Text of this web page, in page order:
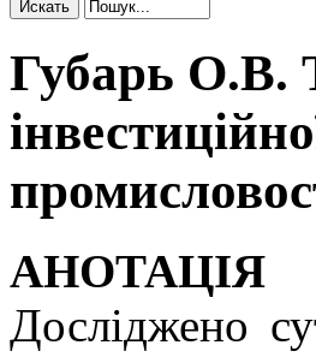
Губарь О.В.
АНОТАЦІЯ
Досліджено